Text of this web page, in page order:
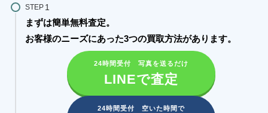
STEP
まずは簡単無料査定。
お客様のニーズにあった3つの買取方法があります。​
24時間受付 写真を送るだけ
LINEで査定
24時間受付 空いた時間で